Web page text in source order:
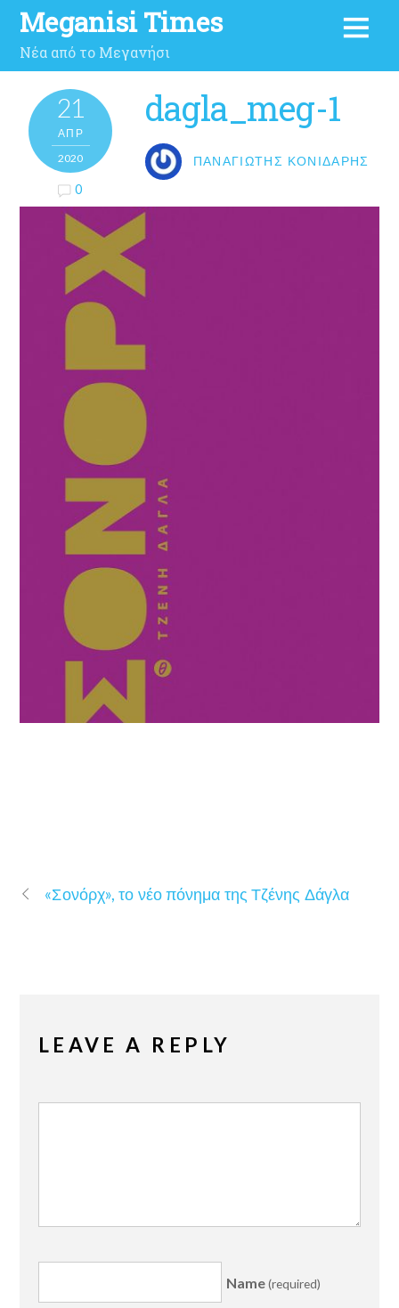
Meganisi Times
Νέα από το Μεγανήσι
21
ΑΠΡ
2020
0
dagla_meg-1
ΠΑΝΑΓΙΏΤΗΣ ΚΟΝΙΔΆΡΗΣ
«Σονόρχ», το νέο πόνημα της Τζένης Δάγλα
LEAVE A REPLY
Name(required)